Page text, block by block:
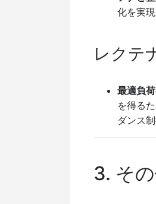
化を実現
レクテ
最適負
を得る
ダンス
3. そ